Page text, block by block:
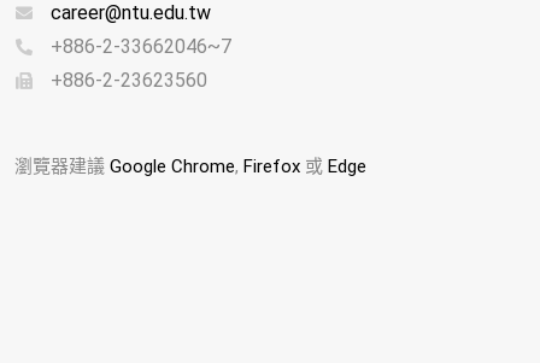
career@ntu.edu.tw
+886-2-33662046~7
+886-2-23623560
瀏覽器建議 Google Chrome, Firefox 或 Edge